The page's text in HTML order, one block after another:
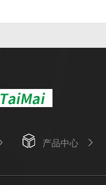
产品中心